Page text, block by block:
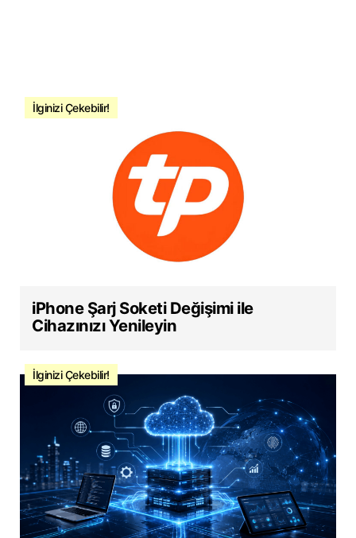
İlginizi Çekebilir!
iPhone Şarj Soketi Değişimi ile
Cihazınızı Yenileyin
İlginizi Çekebilir!